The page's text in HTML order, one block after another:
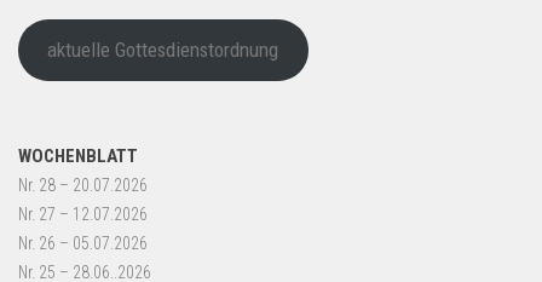
aktuelle Gottesdienstordnung
WOCHENBLATT
Nr. 28 – 20.07.2026
Nr. 27 – 12.07.2026
Nr. 26 – 05.07.2026
Nr. 25 – 28.06..2026